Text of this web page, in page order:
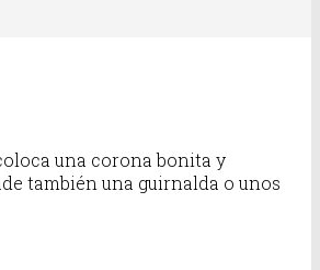
una corona bonita y
también una guirnalda o unos